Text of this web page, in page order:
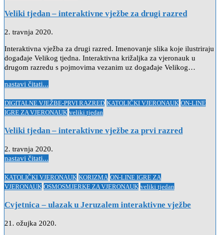
Veliki tjedan – interaktivne vježbe za drugi razred
2. travnja 2020.
Interaktivna vježba za drugi razred. Imenovanje slika koje ilustriraju
događaje Velikog tjedna. Interaktivna križaljka za vjeronauk u
drugom razredu s pojmovima vezanim uz događaje Velikog…
nastavi čitati...
Posted
in
DIGITALNE VJEŽBE-PRVI RAZRED KATOLIČKI VJERONAUK ON-LINE
IGRE ZA VJERONAUK veliki tjedan
Veliki tjedan – interaktivne vježbe za prvi razred
2. travnja 2020.
nastavi čitati...
Posted
in
KATOLIČKI VJERONAUK KORIZMA ON-LINE IGRE ZA
VJERONAUK OSMOSMJERKE ZA VJERONAUK veliki tjedan
Cvjetnica – ulazak u Jeruzalem interaktivne vježbe
21. ožujka 2020.